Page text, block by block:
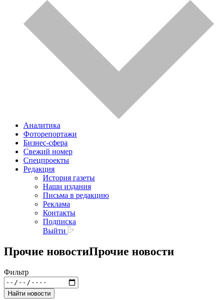
Аналитика
Фоторепортажи
Бизнес-сфера
Свежий номер
Спецпроекты
Редакция
История газеты
Наши издания
Письма в редакцию
Реклама
Контакты
Подписка
Выйти
Прочие новостиПрочие новости
Фильтр
Найти новости